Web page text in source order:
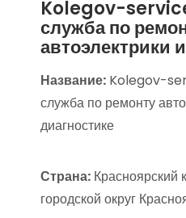
Kolegov-
служба по
автоэлектрики
Название: Kolegov-
служба по ремонту
диагностике
Страна: Красноярский
городской округ